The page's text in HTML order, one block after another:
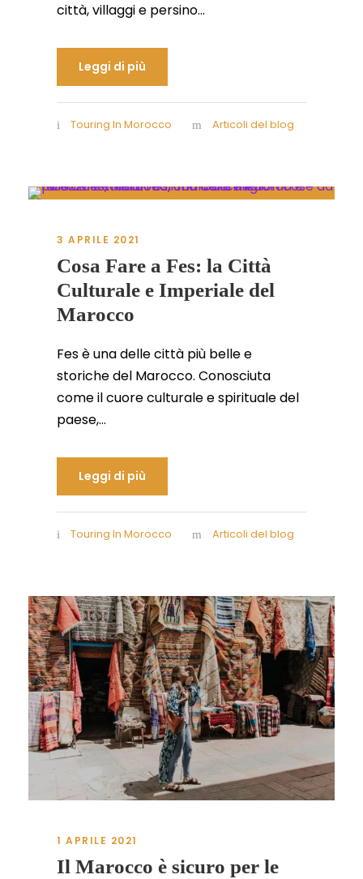
città, villaggi e persino...
Leggi di più
Touring In Morocco Articoli del blog
3 APRILE 2021
Cosa Fare a Fes: la Città
Culturale e Imperiale del
Marocco
Fes è una delle città più belle e
storiche del Marocco. Conosciuta
come il cuore culturale e spirituale del
paese,...
Leggi di più
Touring In Morocco Articoli del blog
1 APRILE 2021
Il Marocco è sicuro per le